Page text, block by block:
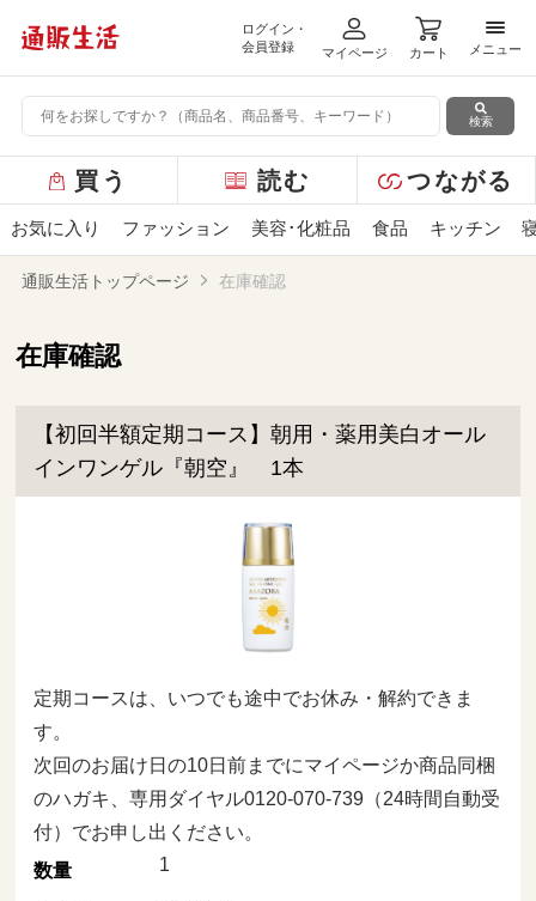
ログイン・
会員登録
マイページ カート
メニ
メニュー
検索
ー
バ
ュ
買う 読む つながる
お気に入り ファッション 美容･化粧品 食品 キッチン
通販生活トップページ 在庫確認
在庫確認
【初回半額定期コース】朝用・薬用美白オール
インワンゲル『朝空』 1本
定期コースは、いつでも途中でお休み・解約できま
す。
次回のお届け日の10日前までにマイページか商品同梱
のハガキ、専用ダイヤル0120-070-739（24時間自動受
付）でお申し出ください。
数量
1